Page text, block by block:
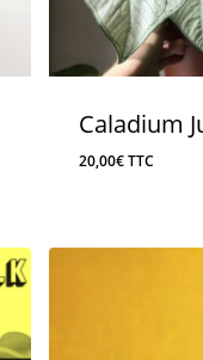
Caladium
20,00€ TTC